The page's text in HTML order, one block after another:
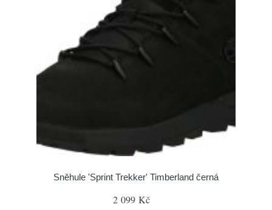
Sněhule 'Sprint Trekker' Timberland černá
2 099 Kč